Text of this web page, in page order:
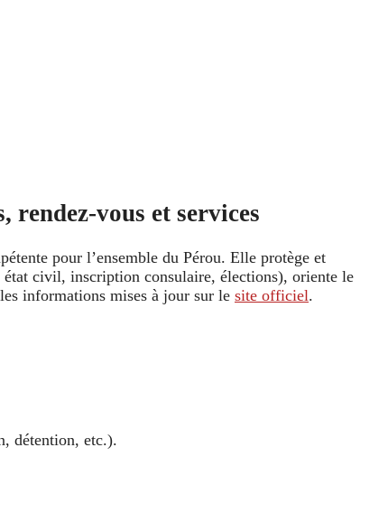
rendez-vous et services
pour l’ensemble du Pérou. Elle protège et
état civil, inscription consulaire, élections), oriente le
informations mises à jour sur le site officiel.
détention, etc.).